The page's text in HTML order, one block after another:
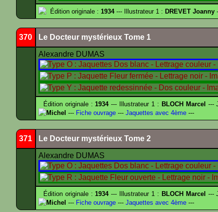
Édition originale : 1934--- Illustrateur 1 : DREVET Joanny
370 Le Docteur mystérieux Tome 1
Alexandre DUMAS
Édition originale :1934--- Illustrateur 1 : BLOCH Marcel ---
Michel --- Fiche ouvrage --- Jaquettes avec 4ème ---
371 Le Docteur mystérieux Tome 2
Alexandre DUMAS
Édition originale :1934--- Illustrateur 1 : BLOCH Marcel ---
Michel --- Fiche ouvrage --- Jaquettes avec 4ème ---